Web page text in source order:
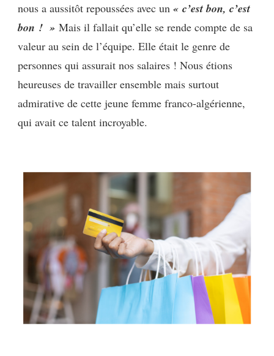
nous a aussitôt repoussées avec un « c’est bon, c’est
bon ! » Mais il fallait qu’elle se rende compte de sa
valeur au sein de l’équipe. Elle était le genre de
personnes qui assurait nos salaires ! Nous étions
heureuses de travailler ensemble mais surtout
admirative de cette jeune femme franco-algérienne,
qui avait ce talent incroyable.